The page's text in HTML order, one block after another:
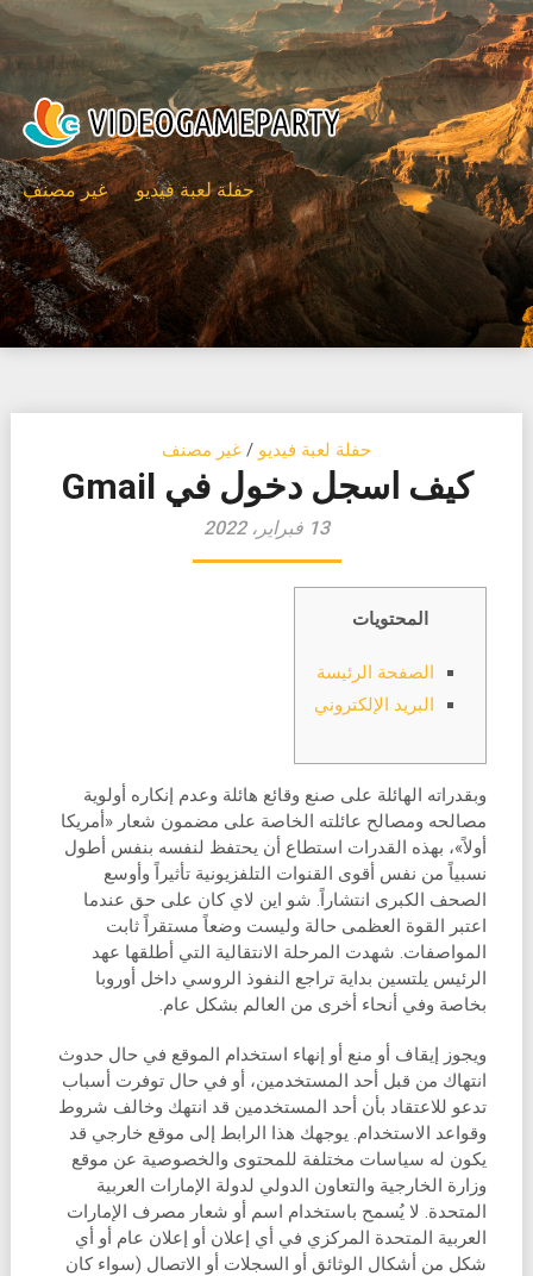
Skip
to
content
حفلة لعبة فيديو غير مصنف
حفلة لعبة فيديو / غير مصنف
كيف اسجل دخول في Gmail
13 فبراير، 2022
المحتويات
الصفحة الرئيسة
البريد الإلكتروني
وبقدراته الهائلة على صنع وقائع هائلة وعدم إنكاره أولوية
مصالحه ومصالح عائلته الخاصة على مضمون شعار «أمريكا
أولاً»، بهذه القدرات استطاع أن يحتفظ لنفسه بنفس أطول
نسبياً من نفس أقوى القنوات التلفزيونية تأثيراً وأوسع
الصحف الكبرى انتشاراً. شو اين لاي كان على حق عندما
اعتبر القوة العظمى حالة وليست وضعاً مستقراً ثابت
المواصفات. شهدت المرحلة الانتقالية التي أطلقها عهد
الرئيس يلتسين بداية تراجع النفوذ الروسي داخل أوروبا
بخاصة وفي أنحاء أخرى من العالم بشكل عام.
ويجوز إيقاف أو منع أو إنهاء استخدام الموقع في حال حدوث
انتهاك من قبل أحد المستخدمين، أو في حال توفرت أسباب
تدعو للاعتقاد بأن أحد المستخدمين قد انتهك وخالف شروط
وقواعد الاستخدام. يوجهك هذا الرابط إلى موقع خارجي قد
يكون له سياسات مختلفة للمحتوى والخصوصية عن موقع
وزارة الخارجية والتعاون الدولي لدولة الإمارات العربية
المتحدة. لا يُسمح باستخدام اسم أو شعار مصرف الإمارات
العربية المتحدة المركزي في أي إعلان أو إعلان عام أو أي
شكل من أشكال الوثائق أو السجلات أو الاتصال (سواء كان